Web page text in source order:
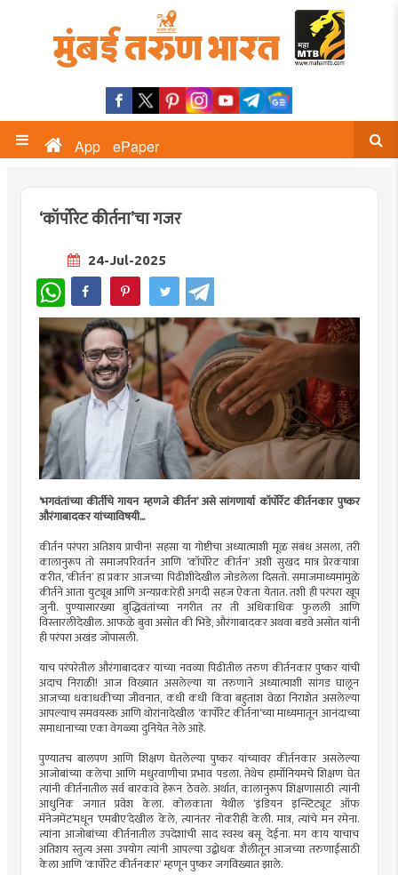
App ePaper
‘कॉर्पोरेट कीर्तना’चा गजर
24-Jul-2025
WhatsApp
‘भगवंतांच्या कीर्तीचे गायन म्हणजे कीर्तन’ असे सांगणार्या कॉर्पोर्रेट कीर्तनकार पुष्कर
औरंगाबादकर यांच्याविषयी...
कीर्तन परंपरा अतिशय प्राचीन! सहसा या गोष्टीचा अध्यात्माशी मूळ संबंध असला, तरी
कालानुरूप तो समाजपरिवर्तन आणि ‘कॉर्पोरेट कीर्तन’ अशी सुखद मात्र प्रेरकयात्रा
करीत, ‘कीर्तन’ हा प्रकार आजच्या पिढीशीदेखील जोडलेला दिसतो. समाजमाध्यमांमुळे
कीर्तने आता युट्यूब आणि अन्यप्रकारेही अगदी सहज ऐकता येतात. तशी ही परंपरा खूप
जुनी. पुण्यासारख्या बुद्धिवंतांच्या नगरीत तर ती अधिकाधिक फुलली आणि
विस्तारलीदेखील. आफळे बुवा असोत की भिडे, औरंगाबादकर अथवा बडवे असोत यांनी
ही परंपरा अखंड जोपासली.
याच परंपरेतील औरंगाबादकर यांच्या नवव्या पिढीतील तरुण कीर्तनकार पुष्कर यांची
अदाच निराळी! आज विख्यात असलेल्या या तरुणाने अध्यात्माशी सांगड घालून
आजच्या धकाधकीच्या जीवनात, कधी कधी किंवा बहुतांश वेळा निराशेत असलेल्या
आपल्याच समवयस्क आणि थोरांनादेखील ‘कार्पोरेट कीर्तना’च्या माध्यमातून आनंदाच्या
समाधानाच्या एका वेगळ्या दुनियेत नेले आहे.
पुण्यातच बालपण आणि शिक्षण घेतलेल्या पुष्कर यांच्यावर कीर्तनकार असलेल्या
आजोबांच्या कलेचा आणि मधुरवाणीचा प्रभाव पडला. तेथेच हार्मोनियमचे शिक्षण घेत
त्यांनी कीर्तनातील सर्व बारकावे हेरून ठेवले. अर्थात, कालानुरूप शिक्षणासाठी त्यांनी
आधुनिक जगात प्रवेश केला. कोलकाता येथील ‘इंडियन इन्स्टिट्यूट ऑफ
मॅनेजमेंट’मधून ‘एमबीए’देखील केले, त्यानंतर नोकरीही केली. मात्र, त्यांचे मन रमेना.
त्यांना आजोबांच्या कीर्तनातील उपदेशांची साद स्वस्थ बसू देईना. मग काय याचाच
अतिशय स्तुत्य असा उपयोग त्यांनी आपल्या उद्बोधक शैलीतून आजच्या तरुणाईसाठी
केला आणि ‘कार्पोरेट कीर्तनकार’ म्हणून पुष्कर जगविख्यात झाले.